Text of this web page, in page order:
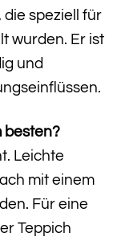
speziell für
wurden. Er ist
und
besten?
Leichte
mit einem
Für eine
Teppich